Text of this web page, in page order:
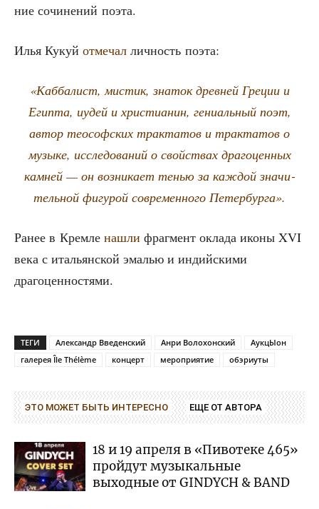
ние сочи­не­ний поэта.
Илья Кукуй отме­чал лич­ность поэта:
«Каб­ба­лист, мистик, зна­ток древ­ней Гре­ции и
Егип­та, иудей и хри­сти­а­нин, гени­аль­ный поэт,
автор тео­соф­ских трак­та­тов и трак­та­тов о
музы­ке, иссле­до­ва­ний о свой­ствах дра­го­цен­ных
кам­ней — он воз­ни­ка­ет тенью за каж­дой зна­чи­
тель­ной фигу­рой совре­мен­но­го Петербурга».
Ранее в Крем­ле нашли фраг­мент окла­да ико­ны XVI
века с ита­льян­ской эма­лью и индий­ски­ми
драгоценностями.
ТЕГИ Александр Введенский Анри Волохонский
АукцЫон
галерея Île Thélème
концерт мероприятие обэриуты
ЭТО МОЖЕТ БЫТЬ ИНТЕРЕСНО ЕЩЕ ОТ АВТОРА
18 и 19 апреля в «Пивотеке 465»
пройдут музыкальные
выходные от GINDYCH & BAND